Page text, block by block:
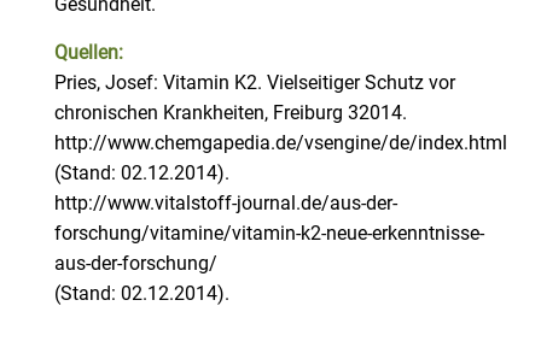
Gesundheit.
Quellen:
Pries, Josef: Vitamin K2. Vielseitiger Schutz vor
chronischen Krankheiten, Freiburg 32014.
http://www.chemgapedia.de/vsengine/de/index.html
(Stand: 02.12.2014).
http://www.vitalstoff-journal.de/aus-der-
forschung/vitamine/vitamin-k2-neue-erkenntnisse-
aus-der-forschung/
(Stand: 02.12.2014).